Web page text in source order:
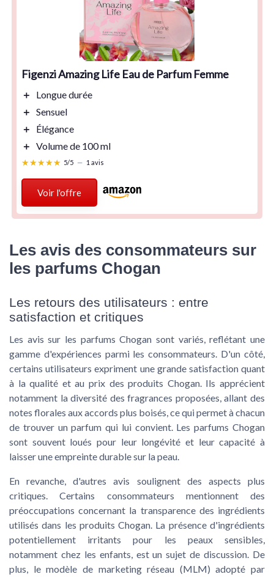
Figenzi Amazing Life Eau de Parfum Femme
＋
Longue durée
＋ Sensuel
＋
Élégance
＋ Volume de 100 ml
★★★★★
★★★★★ 5/5 — 1 avis
Voir l'offre
Les avis des consommateurs sur
les parfums Chogan
Les retours des utilisateurs : entre
satisfaction et critiques
Les avis sur les parfums Chogan sont variés, reflétant une
gamme d'expériences parmi les consommateurs. D'un côté,
certains utilisateurs expriment une grande satisfaction quant
à la qualité et au prix des produits Chogan. Ils apprécient
notamment la diversité des fragrances proposées, allant des
notes florales aux accords plus boisés, ce qui permet à chacun
de trouver un parfum qui lui convient. Lesparfums Chogan
sont souvent loués pour leur longévité et leur capacité à
laisser une empreinte durable sur la peau.
En revanche, d'autres avis soulignent des aspects plus
critiques. Certains consommateurs mentionnent des
préoccupations concernant la transparence des ingrédients
utilisés dans les produits Chogan. La présence d'ingrédients
potentiellement irritants pour les peaux sensibles,
notamment chez les enfants, est un sujet de discussion. De
plus, le modèle de marketing réseau (MLM) adopté par